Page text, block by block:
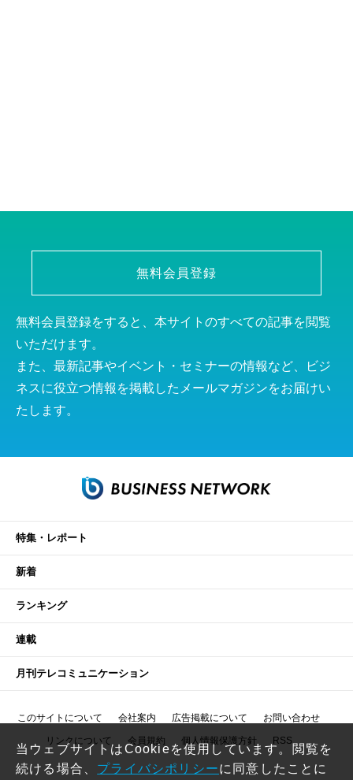
無料会員登録
無料会員登録をすると、本サイトのすべての記事を閲覧
いただけます。
また、最新記事やイベント・セミナーの情報など、ビジ
ネスに役立つ情報を掲載したメールマガジンをお届けい
たします。
特集・レポート
新着
ランキング
連載
月刊テレコミュニケーション
このサイトについて 会社案内 広告掲載について お問い合わせ
リンクについて 会員規約 個人情報保護方針 RSS
当ウェブサイトはCookieを使用しています。閲覧を
続ける場合、 プライバシポリシーに同意したことに